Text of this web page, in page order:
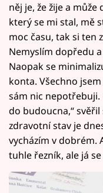
něj je, že žije a může
který se mi stal, mě
moc času, tak si ten
Nemyslím dopředu
Naopak se
konta. Všechno
sám nic
do budoucna,“ svěřil
zdravotní stav je
vycházím v dobrém.
tuhle řezník, ale já